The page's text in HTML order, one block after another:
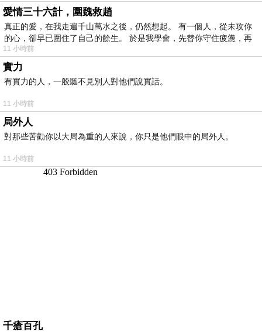
愛情三十六計，圍魏救趙
真正的愛，在我走遍千山萬水之後，仍然想起。 有一個人，從未攻你
的心，卻早已圍住了自己的餘生。 於是我學會，先替你守住疲憊，再
11 小時前
實力
有實力的人，一般聽不見別人對他們說實話。
11 小時前
局外人
對那些苦勸你以大局為重的人來說，你只是他們眼中的局外人。
11 小時前
千瘡百孔